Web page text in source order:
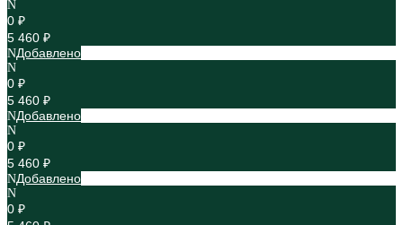
0 ₽
5 460 ₽
Добавлено
0 ₽
5 460 ₽
Добавлено
0 ₽
5 460 ₽
Добавлено
0 ₽